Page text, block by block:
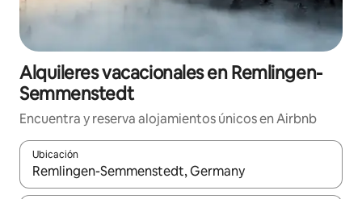
Alquileres vacacionales en Remlingen-
Semmenstedt
Encuentra y reserva alojamientos únicos en Airbnb
Ubicación
Cuando los resultados estén disponibles, navega con las